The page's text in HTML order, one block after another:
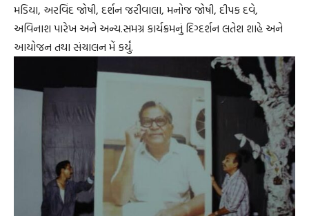
મડિયા, અરવિંદ જોષી, દર્શન જરીવાલા, મનોજ જોષી, દીપક દવે,
અવિનાશ પારેખ અને અન્ય.સમગ્ર કાર્યક્રમનું દિગ્દર્શન લતેશ શાહે અને
આયોજન તથા સંચાલન મેં કર્યું.